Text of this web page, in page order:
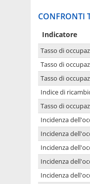
CONFRONTI
Indicatore
Tasso di
Tasso di
Tasso di
Indice di
Tasso di
Incidenza
Incidenza
Incidenza
Incidenza
Incidenza